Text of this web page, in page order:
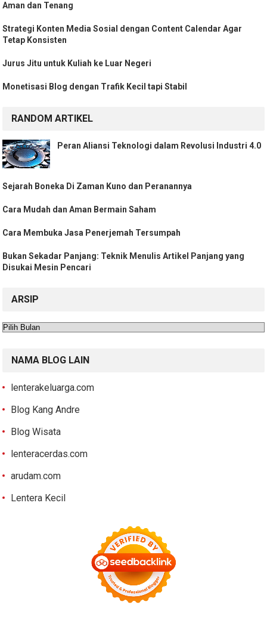
Aman dan Tenang
Strategi Konten Media Sosial dengan Content Calendar Agar
Tetap Konsisten
Jurus Jitu untuk Kuliah ke Luar Negeri
Monetisasi Blog dengan Trafik Kecil tapi Stabil
RANDOM ARTIKEL
Peran Aliansi Teknologi dalam Revolusi Industri 4.0
Sejarah Boneka Di Zaman Kuno dan Peranannya
Cara Mudah dan Aman Bermain Saham
Cara Membuka Jasa Penerjemah Tersumpah
Bukan Sekadar Panjang: Teknik Menulis Artikel Panjang yang
Disukai Mesin Pencari
ARSIP
Arsip
NAMA BLOG LAIN
lenterakeluarga.com
Blog Kang Andre
Blog Wisata
lenteracerdas.com
arudam.com
Lentera Kecil